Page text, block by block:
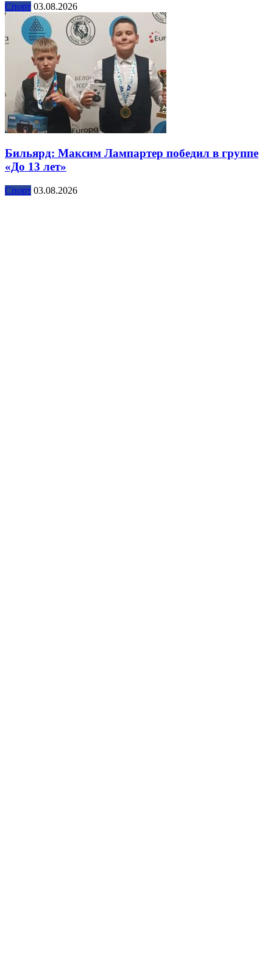
Спорт 03.08.2026
Бильярд: Максим Лампартер победил в группе
«До 13 лет»
Спорт 03.08.2026